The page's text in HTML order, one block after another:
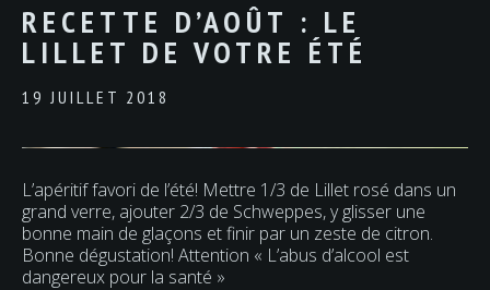
RECETTE D’AOÛT : LE
LILLET DE VOTRE ÉTÉ
19 JUILLET 2018
L’apéritif favori de l’été! Mettre 1/3 de Lillet rosé dans un
grand verre, ajouter 2/3 de Schweppes, y glisser une
bonne main de glaçons et finir par un zeste de citron.
Bonne dégustation! Attention « L’abus d’alcool est
dangereux pour la santé »